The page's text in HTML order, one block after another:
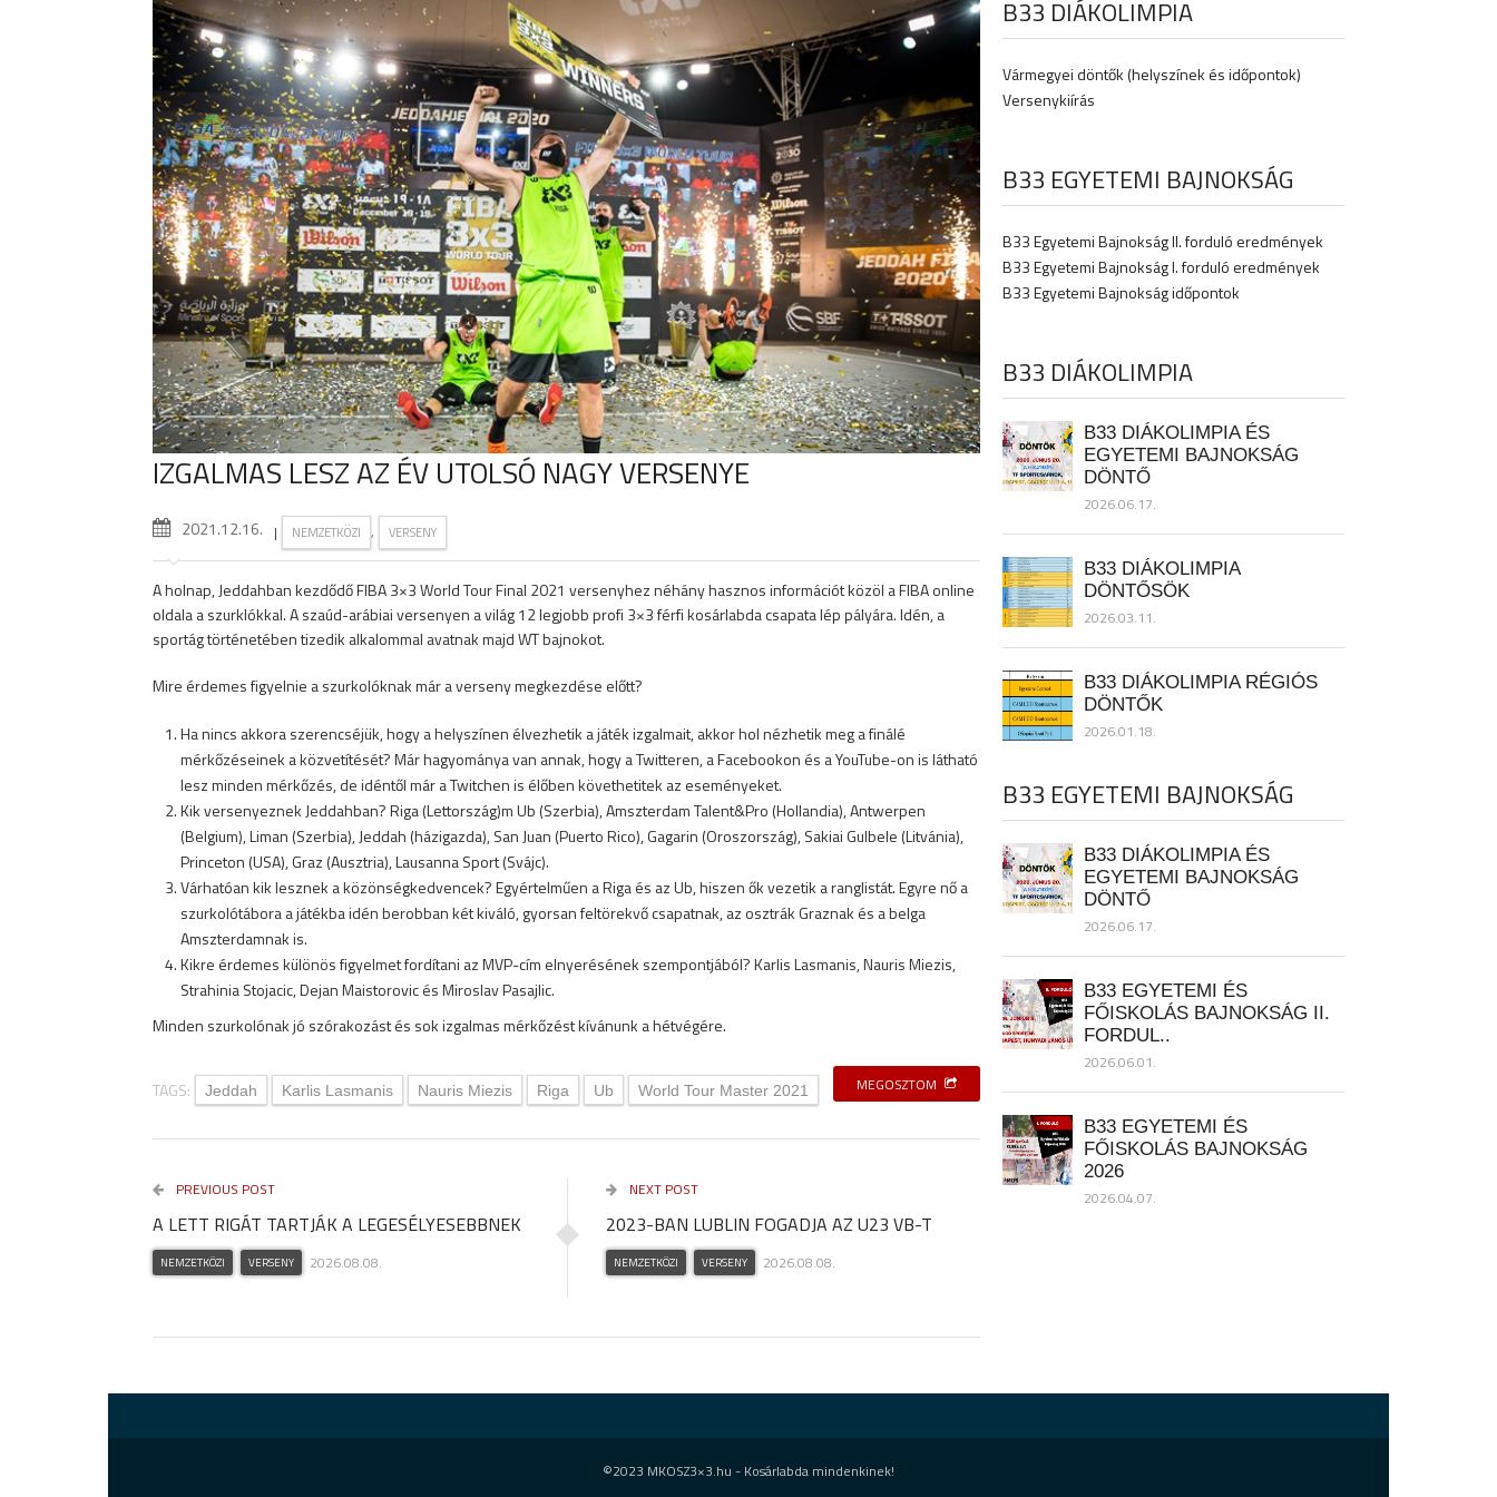
IZGALMAS LESZ AZ ÉV UTOLSÓ NAGY VERSENYE
2021.12.16. | NEMZETKÖZI , VERSENY
A holnap, Jeddahban kezdődő FIBA 3×3 World Tour Final 2021 versenyhez néhány hasznos információt közöl a FIBA online
oldala a szurklókkal. A szaúd-arábiai versenyen a világ 12 legjobb profi 3×3 férfi kosárlabda csapata lép pályára. Idén, a
sportág történetében tizedik alkalommal avatnak majd WT bajnokot.
Mire érdemes figyelnie a szurkolóknak már a verseny megkezdése előtt?
Ha nincs akkora szerencséjük, hogy a helyszínen élvezhetik a játék izgalmait, akkor hol nézhetik meg a finálé
mérkőzéseinek a közvetítését? Már hagyománya van annak, hogy a Twitteren, a Facebookon és a YouTube-on is látható
lesz minden mérkőzés, de idéntől már a Twitchen is élőben követhetitek az eseményeket.
Kik versenyeznek Jeddahban? Riga (Lettország)m Ub (Szerbia), Amszterdam Talent&Pro (Hollandia), Antwerpen
(Belgium), Liman (Szerbia), Jeddah (házigazda), San Juan (Puerto Rico), Gagarin (Oroszország), Sakiai Gulbele (Litvánia),
Princeton (USA), Graz (Ausztria), Lausanna Sport (Svájc).
Várhatóan kik lesznek a közönségkedvencek? Egyértelműen a Riga és az Ub, hiszen ők vezetik a ranglistát. Egyre nő a
szurkolótábora a játékba idén berobban két kiváló, gyorsan feltörekvő csapatnak, az osztrák Graznak és a belga
Amszterdamnak is.
Kikre érdemes különös figyelmet fordítani az MVP-cím elnyerésének szempontjából? Karlis Lasmanis, Nauris Miezis,
Strahinia Stojacic, Dejan Maistorovic és Miroslav Pasajlic.
Minden szurkolónak jó szórakozást és sok izgalmas mérkőzést kívánunk a hétvégére.
TAGS: Jeddah Karlis Lasmanis Nauris Miezis Riga Ub World Tour Master 2021 MEGOSZTOM
PREVIOUS POST
A LETT RIGÁT TARTJÁK A LEGESÉLYESEBBNEK
NEMZETKÖZI VERSENY 2026.08.08.
NEXT POST
2023-BAN LUBLIN FOGADJA AZ U23 VB-T
NEMZETKÖZI VERSENY 2026.08.08.
B33 DIÁKOLIMPIA
Vármegyei döntők (helyszínek és időpontok)
Versenykiírás
B33 EGYETEMI BAJNOKSÁG
B33 Egyetemi Bajnokság II. forduló eredmények
B33 Egyetemi Bajnokság I. forduló eredmények
B33 Egyetemi Bajnokság időpontok
B33 DIÁKOLIMPIA
B33 DIÁKOLIMPIA ÉS
EGYETEMI BAJNOKSÁG
DÖNTŐ
2026.06.17.
B33 DIÁKOLIMPIA
DÖNTŐSÖK
2026.03.11.
B33 DIÁKOLIMPIA RÉGIÓS
DÖNTŐK
2026.01.18.
B33 EGYETEMI BAJNOKSÁG
B33 DIÁKOLIMPIA ÉS
EGYETEMI BAJNOKSÁG
DÖNTŐ
2026.06.17.
B33 EGYETEMI ÉS
FŐISKOLÁS BAJNOKSÁG II.
FORDUL..
2026.06.01.
B33 EGYETEMI ÉS
FŐISKOLÁS BAJNOKSÁG
2026
2026.04.07.
©2023 MKOSZ3×3.hu - Kosárlabda mindenkinek!